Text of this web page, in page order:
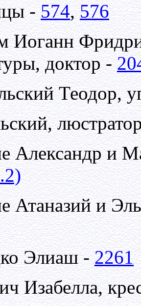
-574,576
Иоганн
доктор -
Теодор,
Александр и
Атаназий и
Элиаш -2261
Изабелла,